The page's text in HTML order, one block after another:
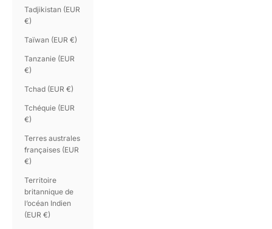
Tadjikistan (EUR
€)
Taïwan (EUR €)
Tanzanie (EUR
€)
Tchad (EUR €)
Tchéquie (EUR
€)
Terres australes
françaises (EUR
€)
Territoire
britannique de
l’océan Indien
(EUR €)